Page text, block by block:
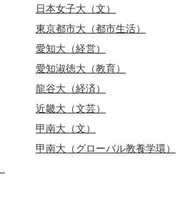
日本女子大（文）
東京都市大（都市生活）
愛知大（経営）
愛知淑徳大（教育）
龍谷大（経済）
近畿大（文芸）
甲南大（文）
甲南大（グローバル教養学環）